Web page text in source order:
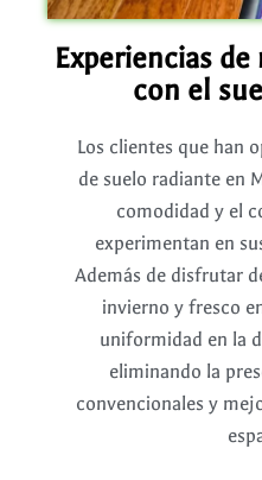
Experiencias
con el
Los clientes que han
de suelo radiante en
comodidad y el
experimentan en
Además de disfrutar
invierno y fresco
uniformidad en la
eliminando la
convencionales y